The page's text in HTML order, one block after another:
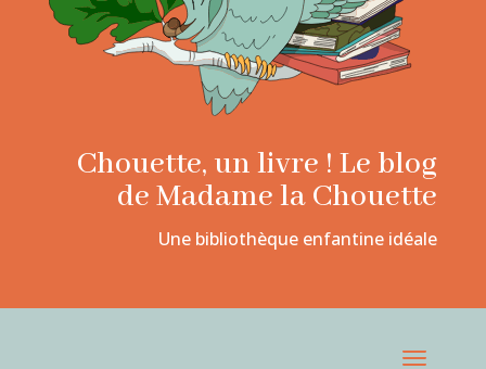
Chouette, un livre ! Le blog
de Madame la Chouette
Une bibliothèque enfantine idéale